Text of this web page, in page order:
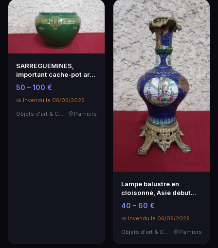
SARREGUEMINES,
important cache-pot art
nouveau vert et or, 2…
50 – 100 €
📅 Invendu le 06/06/2026
Objets d'art & Curiosités
Pamiers
Lampe balustre en
cloisonné, Asie début
XXe, h.
40 – 60 €
📅 Invendu le 06/06/2026
Pamiers